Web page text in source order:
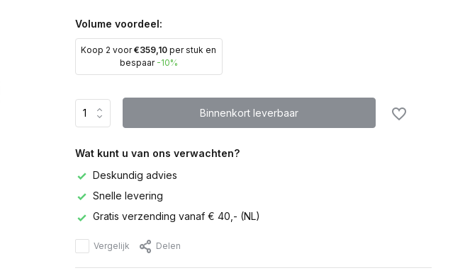
Volume voordeel:
Koop 2 voor€359,10 per stuk en
bespaar -10%
Binnenkort leverbaar
Wat kunt u van ons verwachten?
Deskundig advies
Snelle levering
Gratis verzending vanaf € 40,- (NL)
Vergelijk Delen